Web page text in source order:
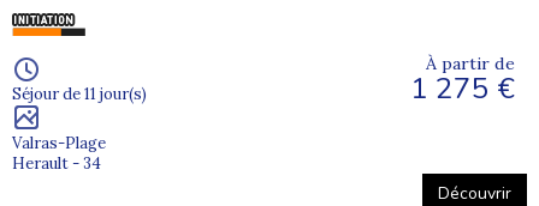
Séjour de 11 jour(s)
Valras-Plage
Herault - 34
À partir de
1 275 €
Découvrir